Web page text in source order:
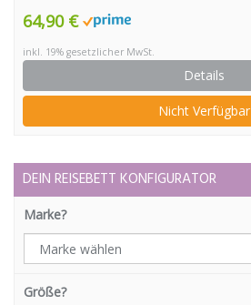
cm, blau
64,90 €
inkl. 19% gesetzlicher MwSt.
Details
Nicht Verfügbar
DEIN REISEBETT KONFIGURATOR
Marke?
Größe?